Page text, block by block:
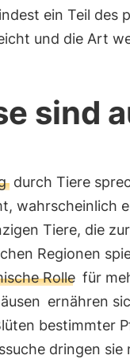
ein Teil des
und die Art
sind
durch Tiere
wahrscheinlich
Tiere, die
Regionen
Rolle für
ernähren
bestimmter
dringen sie